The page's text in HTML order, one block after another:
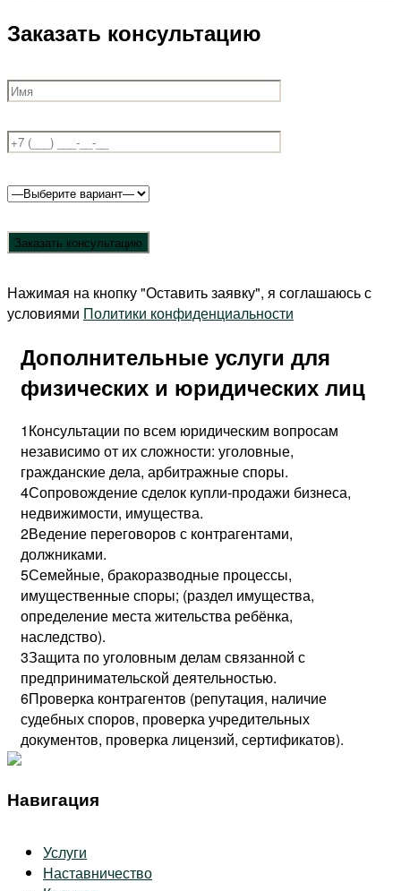
Заказать консультацию
Нажимая на кнопку "Оставить заявку", я соглашаюсь с
условиями Политики конфиденциальности
Дополнительные услуги для
физических и юридических лиц
1Консультации по всем юридическим вопросам
независимо от их сложности: уголовные,
гражданские дела, арбитражные споры.
4Сопровождение сделок купли-продажи бизнеса,
недвижимости, имущества.
2Ведение переговоров с контрагентами,
должниками.
5Семейные, бракоразводные процессы,
имущественные споры; (раздел имущества,
определение места жительства ребёнка,
наследство).
3Защита по уголовным делам связанной с
предпринимательской деятельностью.
6Проверка контрагентов (репутация, наличие
судебных споров, проверка учредительных
документов, проверка лицензий, сертификатов).
Навигация
Услуги
Наставничество